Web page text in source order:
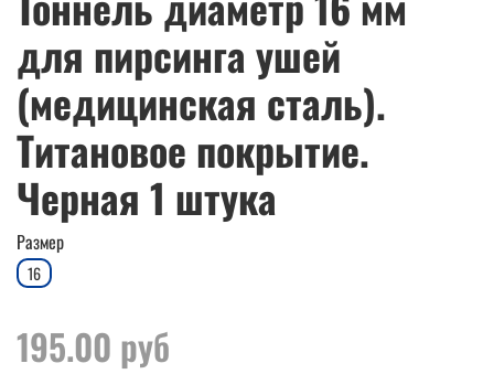
для пирсинга ушей
(медицинская сталь).
Титановое покрытие.
Черная 1 штука
Размер
16
195.00 руб